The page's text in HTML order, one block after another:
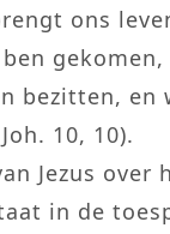
ons
bezitten, en
10, 10).
Jezus over
in de